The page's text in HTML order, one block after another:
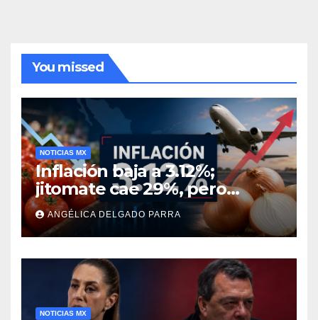
You missed
NOTICIAS MX
Inflación baja a 3.12%;
jitomate cae 29%, pero
cebolla y vuelos se
encarecen
ANGÉLICA DELGADO PARRA
NOTICIAS MX